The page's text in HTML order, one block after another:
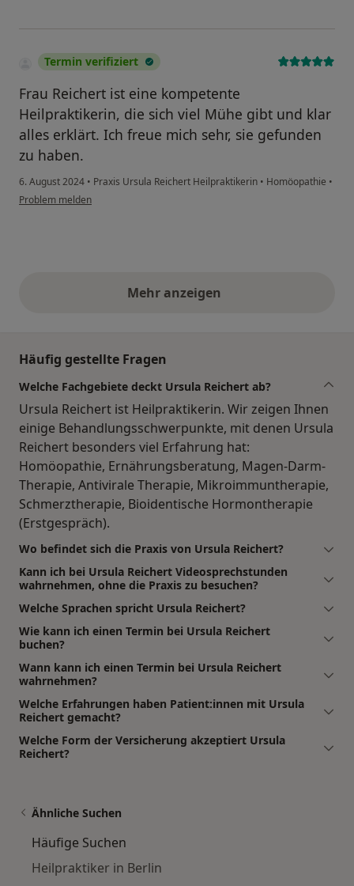
Termin verifiziert
Frau Reichert ist eine kompetente
Heilpraktikerin, die sich viel Mühe gibt und klar
alles erklärt. Ich freue mich sehr, sie gefunden
zu haben.
6. August 2024 • Praxis Ursula Reichert Heilpraktikerin • Homöopathie •
Problem melden
Mehr anzeigenobige Stellungnahmen
Häufig gestellte Fragen
Welche Fachgebiete deckt Ursula Reichert ab?
Ursula Reichert ist Heilpraktikerin. Wir zeigen Ihnen
einige Behandlungsschwerpunkte, mit denen Ursula
Reichert besonders viel Erfahrung hat:
Homöopathie, Ernährungsberatung, Magen-Darm-
Therapie, Antivirale Therapie, Mikroimmuntherapie,
Schmerztherapie, Bioidentische Hormontherapie
(Erstgespräch).
Wo befindet sich die Praxis von Ursula Reichert?
Kann ich bei Ursula Reichert Videosprechstunden
wahrnehmen, ohne die Praxis zu besuchen?
Welche Sprachen spricht Ursula Reichert?
Wie kann ich einen Termin bei Ursula Reichert
buchen?
Wann kann ich einen Termin bei Ursula Reichert
wahrnehmen?
Welche Erfahrungen haben Patient:innen mit Ursula
Reichert gemacht?
Welche Form der Versicherung akzeptiert Ursula
Reichert?
Ähnliche Suchen
Häufige Suchen
Heilpraktiker in Berlin